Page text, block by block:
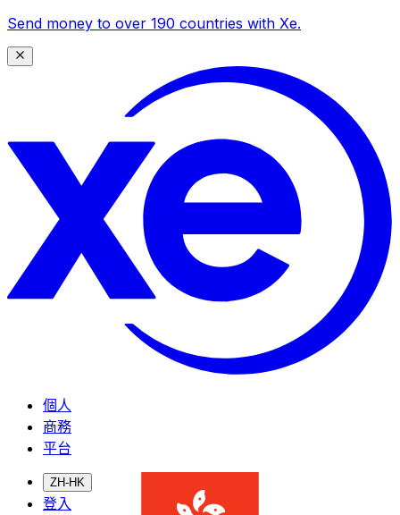
Send money to over 190 countries with Xe.
個人
商務
平台
ZH-HK
登入